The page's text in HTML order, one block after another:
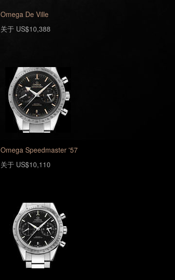
Omega De Ville
关于 US$10,388
Omega Speedmaster '57
关于 US$10,110